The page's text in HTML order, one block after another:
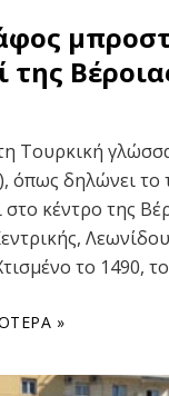
της
Τουρκική
όπως δηλώνει το
κέντρο της
το 1490, το
»